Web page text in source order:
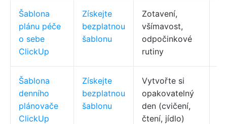
Šablona
plánu péče
o sebe
ClickUp
Získejte
bezplatnou
šablonu
Zotavení,
všímavost,
odpočinkové
rutiny
Šablona
denního
plánovače
ClickUp
Získejte
bezplatnou
šablonu
Vytvořte si
opakovatelný
den (cvičení,
čtení, jídlo)